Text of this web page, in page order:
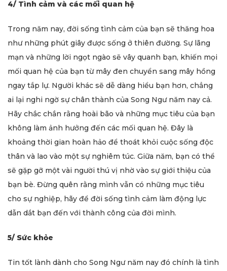
4/ Tình cảm và các mối quan hệ
Trong năm nay, đời sống tình cảm của bạn sẽ thăng hoa
như những phút giây được sống ở thiên đường. Sự lãng
mạn và những lời ngọt ngào sẽ vây quanh bạn, khiến mọi
mối quan hệ của bạn từ mây đen chuyển sang mây hồng
ngay tắp lự. Người khác sẽ dễ dàng hiểu bạn hơn, chẳng
ai lại nghi ngờ sự chân thành của Song Ngư năm nay cả.
Hãy chắc chắn rằng hoài bão và những mục tiêu của bạn
không làm ảnh hưởng đến các mối quan hệ. Đây là
khoảng thời gian hoàn hảo để thoát khỏi cuộc sống độc
thân và lao vào một sự nghiêm túc. Giữa năm, bạn có thể
sẽ gặp gỡ một vài người thú vị nhờ vào sự giới thiệu của
bạn bè. Đừng quên rằng mình vẫn có những mục tiêu
cho sự nghiệp, hãy để đời sống tình cảm làm động lực
dẫn dắt bạn đến với thành công của đời mình.
5/ Sức khỏe
Tin tốt lành dành cho Song Ngư năm nay đó chính là tình